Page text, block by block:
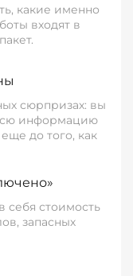
какие именно
входят в
сюрпризах: вы
информацию
до того, как
себя стоимость
запасных